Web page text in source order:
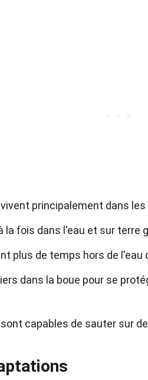
principalement dans
la fois dans l'eau et sur terre
plus de temps hors de l'eau
dans la boue pour se
capables de sauter sur